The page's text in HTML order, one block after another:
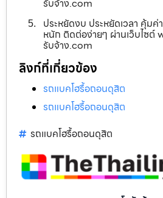
รับจ้าง.com
ประหยัดงบ ประหยัดเวลา คุ้มค่
หนัก ติดต่อง่ายๆ ผ่านเว็บไซต์
รับจ้าง.com
ลิงก์ที่เกี่ยวข้อง
รถแบคโฮรื้อถอนดุสิต
รถแบคโฮรื้อถอนดุสิต
รถแบคโฮรื้อถอนดุสิต